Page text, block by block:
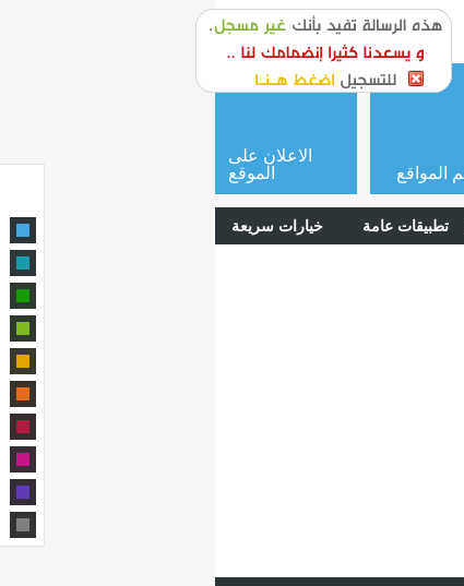
or login
تطبيقات عامة خيارات سريعة
المواقع
الاعلان على
الموقع